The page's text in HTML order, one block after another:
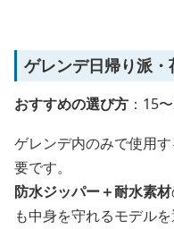
ゲレンデ日帰り派
おすすめの選び方 ：15
ゲレンデ内のみで使用
要です。
防水ジッパー＋耐水素材
も中身を守れるモデルを